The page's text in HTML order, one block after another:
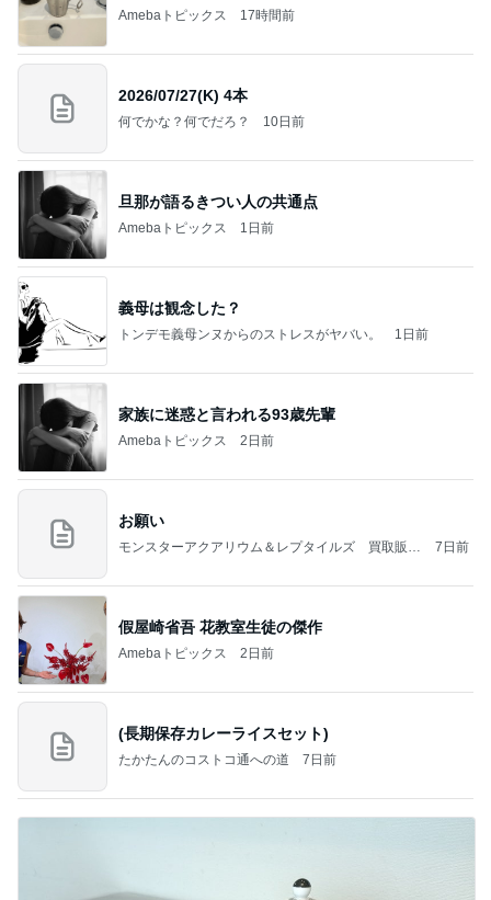
Amebaトピックス 17時間前
2026/07/27(K) 4本
何でかな？何でだろ？ 10日前
旦那が語るきつい人の共通点
Amebaトピックス 1日前
義母は観念した？
トンデモ義母ンヌからのストレスがヤバい。 1日前
家族に迷惑と言われる93歳先輩
Amebaトピックス 2日前
お願い
モンスターアクアリウム＆レプタイルズ 買取販売
7日前
假屋崎省吾 花教室生徒の傑作
Amebaトピックス 2日前
(長期保存カレーライスセット)
たかたんのコストコ通への道 7日前